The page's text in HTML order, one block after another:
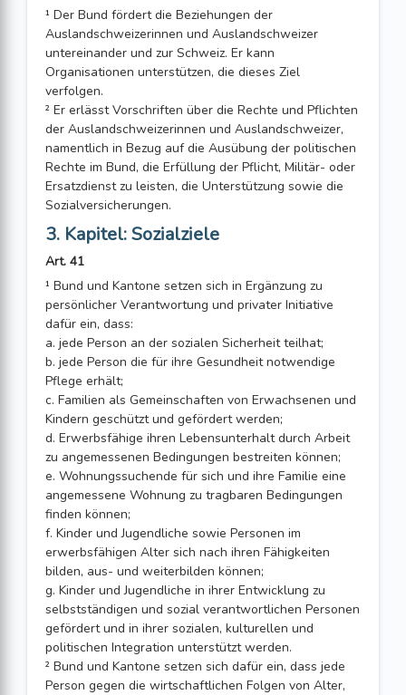
¹ Der Bund fördert die Beziehungen der
Auslandschweizerinnen und Ausland­schweizer
untereinander und zur Schweiz. Er kann
Organisationen unterstützen, die dieses Ziel
verfolgen.
² Er erlässt Vorschriften über die Rechte und Pflichten
der Auslandschweizerinnen und Auslandschweizer,
namentlich in Bezug auf die Ausübung der politischen
Rechte im Bund, die Erfüllung der Pflicht, Militär- oder
Ersatzdienst zu leisten, die Unterstützung sowie die
Sozialversicherungen.
3. Kapitel: Sozialziele
Art. 41
¹ Bund und Kantone setzen sich in Ergänzung zu
persönlicher Verantwortung und privater Initiative
dafür ein, dass:
a. jede Person an der sozialen Sicherheit teilhat;
b. jede Person die für ihre Gesundheit notwendige
Pflege erhält;
c. Familien als Gemeinschaften von Erwachsenen und
Kindern geschützt und gefördert werden;
d. Erwerbsfähige ihren Lebensunterhalt durch Arbeit
zu angemessenen Be­din­gungen bestreiten können;
e. Wohnungssuchende für sich und ihre Familie eine
angemessene Wohnung zu tragbaren Bedingungen
finden können;
f. Kinder und Jugendliche sowie Personen im
erwerbsfähigen Alter sich nach ihren Fähigkeiten
bilden, aus- und weiterbilden können;
g. Kinder und Jugendliche in ihrer Entwicklung zu
selbstständigen und sozial verantwortlichen Personen
gefördert und in ihrer sozialen, kulturellen und
politischen Integration unterstützt werden.
² Bund und Kantone setzen sich dafür ein, dass jede
Person gegen die wirtschaft­lichen Folgen von Alter,